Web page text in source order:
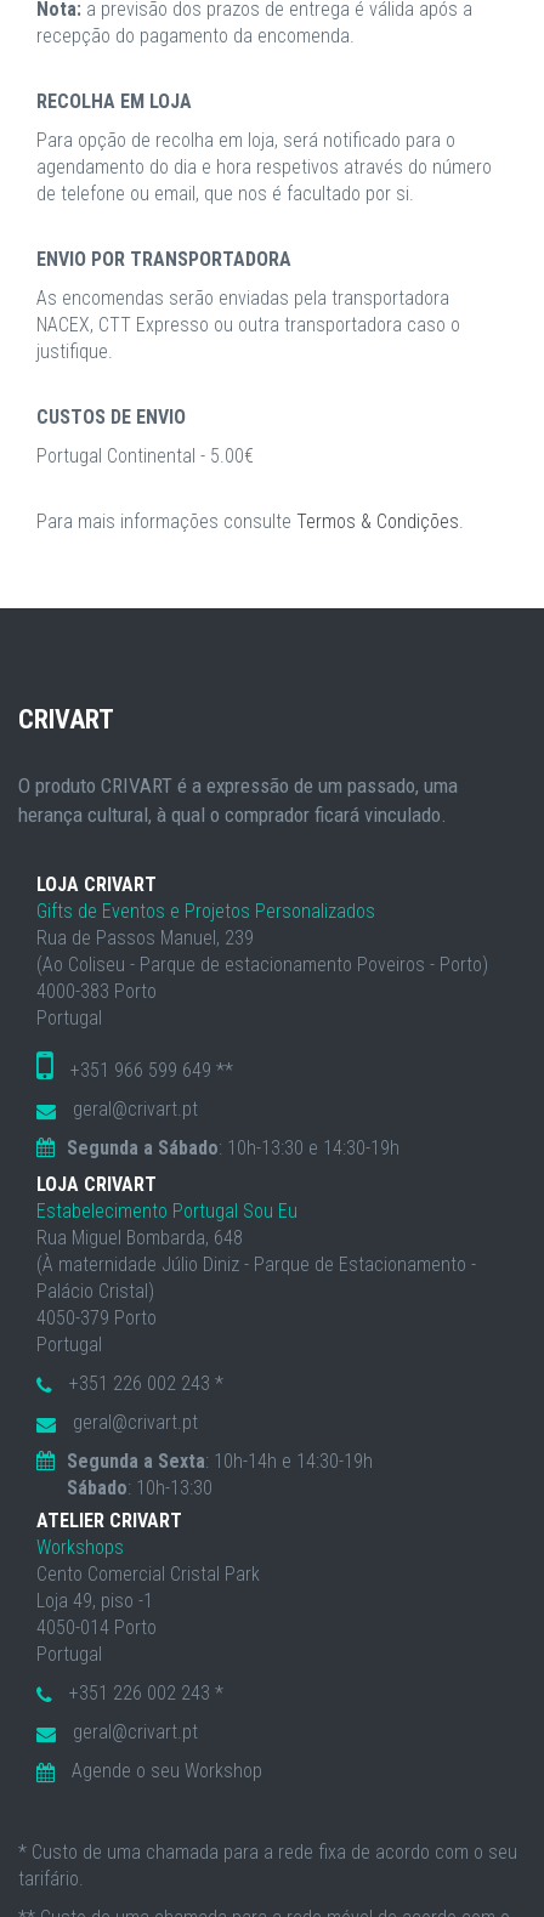
Nota: a previsão dos prazos de entrega é válida após a
recepção do pagamento da encomenda.
RECOLHA EM LOJA
Para opção de recolha em loja, será notificado para o
agendamento do dia e hora respetivos através do número
de telefone ou email, que nos é facultado por si.
ENVIO POR TRANSPORTADORA
As encomendas serão enviadas pela transportadora
NACEX, CTT Expresso ou outra transportadora caso o
justifique.
CUSTOS DE ENVIO
Portugal Continental - 5.00€
Para mais informações consulte Termos & Condições.
CRIVART
O produto CRIVART é a expressão de um passado, uma
herança cultural, à qual o comprador ficará vinculado.
LOJA CRIVART
Gifts de Eventos e Projetos Personalizados
Rua de Passos Manuel, 239
(Ao Coliseu - Parque de estacionamento Poveiros - Porto)
4000-383 Porto
Portugal
+351 966 599 649 **
geral@crivart.pt
Segunda a Sábado: 10h-13:30 e 14:30-19h
LOJA CRIVART
Estabelecimento Portugal Sou Eu
Rua Miguel Bombarda, 648
(À maternidade Júlio Diniz - Parque de Estacionamento -
Palácio Cristal)
4050-379 Porto
Portugal
+351 226 002 243 *
geral@crivart.pt
Segunda a Sexta: 10h-14h e 14:30-19h
Sábado: 10h-13:30
ATELIER CRIVART
Workshops
Cento Comercial Cristal Park
Loja 49, piso -1
4050-014 Porto
Portugal
+351 226 002 243 *
geral@crivart.pt
Agende o seu Workshop
* Custo de uma chamada para a rede fixa de acordo com o seu
tarifário.